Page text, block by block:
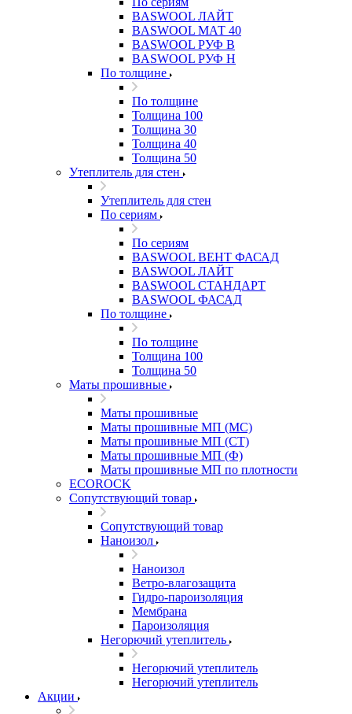
BASWOOL ЛАЙТ
BASWOOL МАТ 40
BASWOOL РУФ В
BASWOOL РУФ Н
По толщине
По толщине
Толщина 100
Толщина 30
Толщина 40
Толщина 50
Утеплитель для стен
Утеплитель для стен
По сериям
По сериям
BASWOOL ВЕНТ ФАСАД
BASWOOL ЛАЙТ
BASWOOL СТАНДАРТ
BASWOOL ФАСАД
По толщине
По толщине
Толщина 100
Толщина 50
Маты прошивные
Маты прошивные
Маты прошивные МП (МС)
Маты прошивные МП (СТ)
Маты прошивные МП (Ф)
Маты прошивные МП по плотности
ECOROCK
Сопутствующий товар
Сопутствующий товар
Наноизол
Наноизол
Ветро-влагозащита
Гидро-пароизоляция
Мембрана
Пароизоляция
Негорючий утеплитель
Негорючий утеплитель
Негорючий утеплитель
Акции